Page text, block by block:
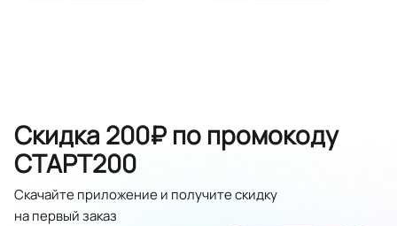
Скидка 200₽ по промокоду
СТАРТ200
Скачайте приложение и получите скидку
на первый заказ